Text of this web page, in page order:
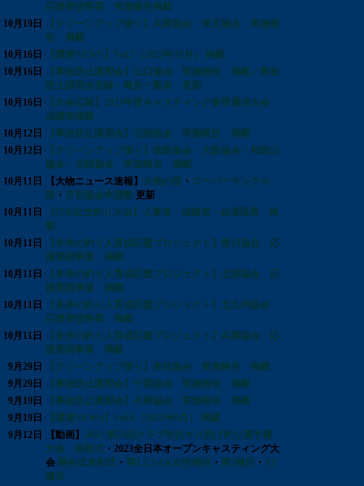
応援要請事業 実施報告掲載
10月19日
【クリーンアップ便り】兵庫協会・東京協会 実施報
告 掲載
10月16日
【環境NEWS】Vol.7（2023年10月） 掲載
10月16日
【事故防止講習会】山口協会 実施報告 掲載／事故
防止講習会登録・報告一覧表 更新
10月16日
【大会広報】2023年度キャスティング春季通信大会
成績表掲載
10月12日
【事故防止講習会】北陸協会 実施報告 掲載
10月12日
【クリーンアップ便り】徳島協会・大阪協会・和歌山
協会・北陸協会 実施報告 掲載
10月11日
【大物ニュース速報】 大物の部 ・ スーパーランクの
部 ・ 月別協会申請数 更新
10月11日
【55th記念釣り大会】入賞者・成績表・会場風景 掲
載
10月11日
【未来の釣り人育成応援プロジェクト】香川協会 応
援要請事業 掲載
10月11日
【未来の釣り人育成応援プロジェクト】北陸協会 応
援要請事業 掲載
10月11日
【未来の釣り人育成応援プロジェクト】北九州協会
応援要請事業 掲載
10月11日
【未来の釣り人育成応援プロジェクト】兵庫協会 応
援要請事業 掲載
9月29日
【クリーンアップ便り】高知協会 実施報告 掲載
9月29日
【事故防止講習会】千葉協会 実施報告 掲載
9月19日
【事故防止講習会】兵庫協会 実施報告 掲載
9月19日
【環境NEWS】Vol.6（2023年9月） 掲載
9月12日
【動画】 2023 第55回クラブ対抗キス投げ釣り選手権
大会 表彰式 ・2023全日本オープンキャスティング大
会 開会式表彰式 ・ 第1,2,3,4,6,女性種目 ・ 第5種目 ・ ST
種目